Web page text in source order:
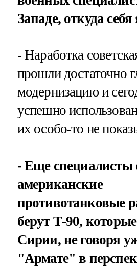
Западе, откуда
- Наработка
прошли достаточно
модернизацию и
успешно
их особо-то не
- Еще специалисты
американские
противотанковые
берут Т-90,
Сирии, не говоря
"Армате" в